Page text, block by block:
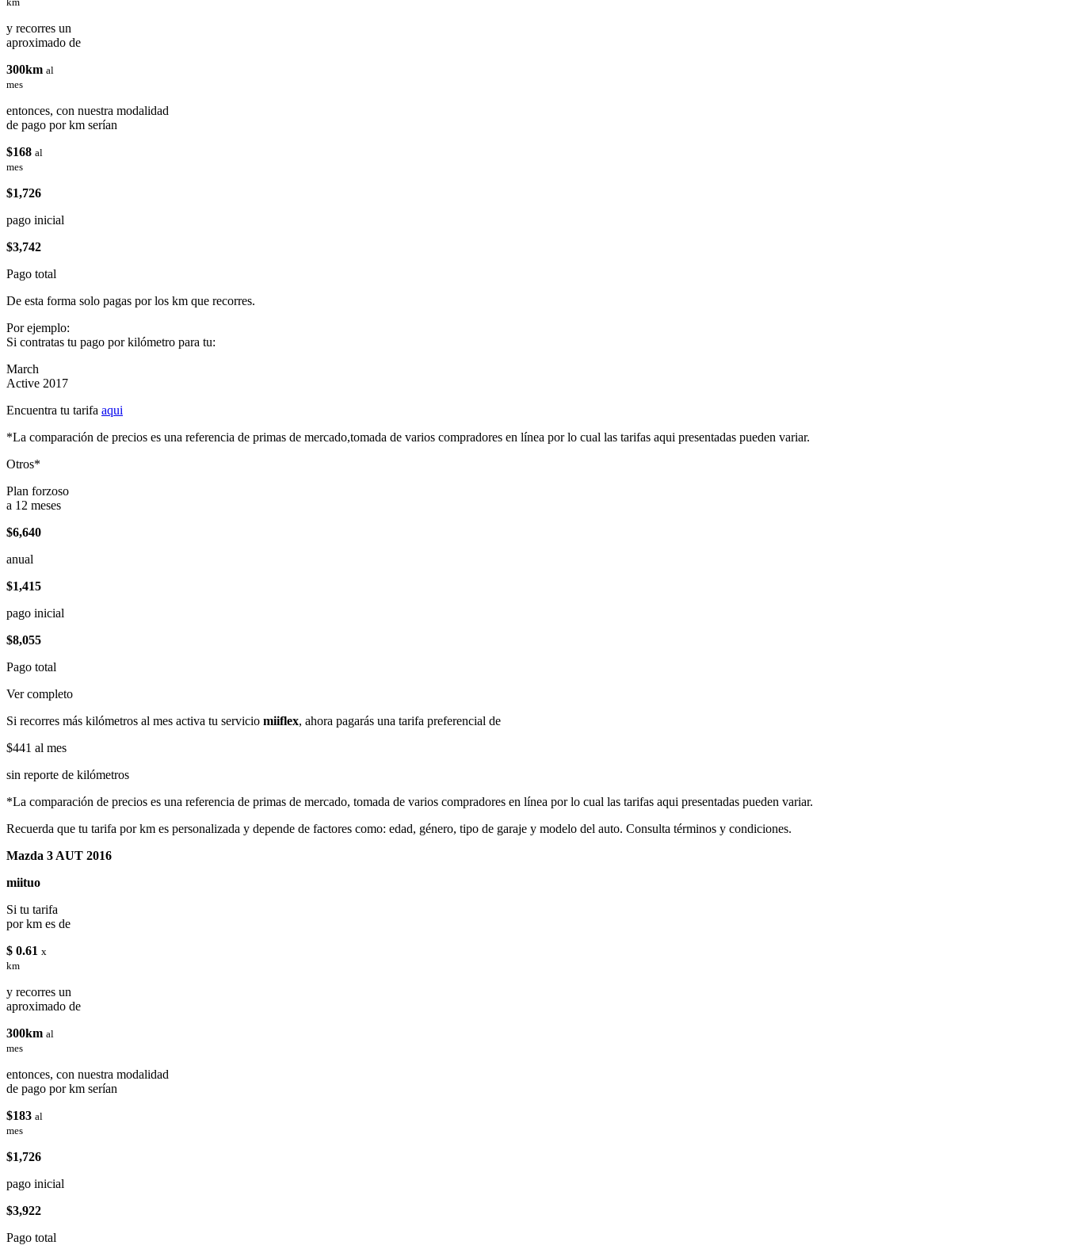
y recorres un
aproximado de
300km al
mes
entonces, con nuestra modalidad
de pago por km serían
$168 al
mes
$1,726
pago inicial
$3,742
Pago total
De esta forma solo pagas por los km que recorres.
Por ejemplo:
Si contratas tu pago por kilómetro para tu:
March
Active 2017
Encuentra tu tarifa aqui
*La comparación de precios es una referencia de primas de mercado,tomada de varios compradores en línea por lo cual las tarifas aqui presentadas pueden variar.
Otros*
Plan forzoso
a 12 meses
$6,640
anual
$1,415
pago inicial
$8,055
Pago total
Ver completo
Si recorres más kilómetros al mes activa tu servicio miiflex, ahora pagarás una tarifa preferencial de
$441 al mes
sin reporte de kilómetros
*La comparación de precios es una referencia de primas de mercado, tomada de varios compradores en línea por lo cual las tarifas aqui presentadas pueden variar.
Recuerda que tu tarifa por km es personalizada y depende de factores como: edad, género, tipo de garaje y modelo del auto. Consulta términos y condiciones.
Mazda 3 AUT 2016
miituo
Si tu tarifa
por km es de
$ 0.61 x
km
y recorres un
aproximado de
300km al
mes
entonces, con nuestra modalidad
de pago por km serían
$183 al
mes
$1,726
pago inicial
$3,922
Pago total